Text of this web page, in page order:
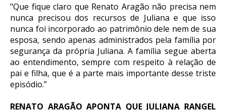
"Que fique claro que Renato Aragão não precisa nem
nunca precisou dos recursos de Juliana e que isso
nunca foi incorporado ao patrimônio dele nem de sua
esposa, sendo apenas administrados pela família por
segurança da própria Juliana. A família segue aberta
ao entendimento, sempre com respeito à relação de
pai e filha, que é a parte mais importante desse triste
episódio.”
RENATO ARAGÃO APONTA QUE JULIANA RANGEL